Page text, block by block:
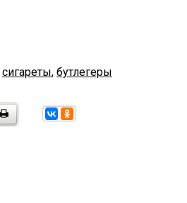
сигареты, бутлегеры